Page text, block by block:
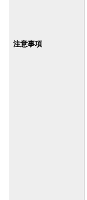
注意事項